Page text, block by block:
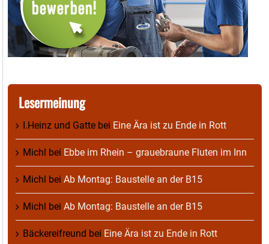
Lesermeinung
I.Heinz und Gatte bei Eine Ära ist zu Ende in Rott
Michl bei Ebbe im Rhein – grauebraune Fluten im Inn
Michl bei Ab Montag: Baustelle an der B15
Michl bei Ab Montag: Baustelle an der B15
Bäckereifreund bei Eine Ära ist zu Ende in Rott